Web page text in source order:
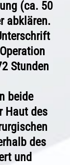
(ca. 50
abklären.
Stunden
beide
Haut des
des
und